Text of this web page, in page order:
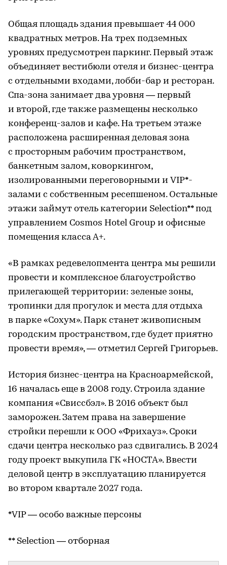
Общая площадь здания превышает 44 000
квадратных метров. На трех подземных
уровнях предусмотрен паркинг. Первый этаж
объединяет вестибюли отеля и бизнес-центра
с отдельными входами, лобби-бар и ресторан.
Спа-зона занимает два уровня — первый
и второй, где также размещены несколько
конференц-залов и кафе. На третьем этаже
расположена расширенная деловая зона
с просторным рабочим пространством,
банкетным залом, коворкингом,
изолированными переговорными и VIP*-
залами с собственным ресепшеном. Остальные
этажи займут отель категории Selection** под
управлением Cosmos Hotel Group и офисные
помещения класса А+.
«В рамках редевелопмента центра мы решили
провести и комплексное благоустройство
прилегающей территории: зеленые зоны,
тропинки для прогулок и места для отдыха
в парке «Сохум». Парк станет живописным
городским пространством, где будет приятно
провести время», — отметил Сергей Григорьев.
История бизнес-центра на Красноармейской,
16 началась еще в 2008 году. Строила здание
компания «Свиссбэл». В 2016 объект был
заморожен. Затем права на завершение
стройки перешли к ООО «Фрихауз». Сроки
сдачи центра несколько раз сдвигались. В 2024
году проект выкупила ГК «НОСТА». Ввести
деловой центр в эксплуатацию планируется
во втором квартале 2027 года.
*VIP — особо важные персоны
** Selection — отборная